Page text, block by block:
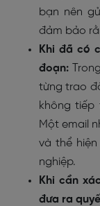
bạn nên
đảm bảo
Khi đã có
đoạn:
từng trao
không tiếp
Một email
và thể
nghiệp.
Khi cần
đưa ra